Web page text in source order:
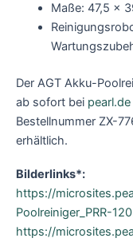
Maße: 47,5 x
Der AGT Akku-
ab sofort bei pearl.de
Bestellnummer ZX-
erhältlich.
Bilderlinks*:
https://
Poolreiniger_PRR-
https://